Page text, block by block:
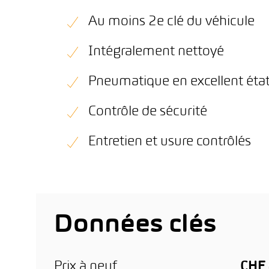
Au moins 2e clé du véhicule
Intégralement nettoyé
Pneumatique en excellent
Contrôle de sécurité
Entretien et usure contrôlés
Données clés